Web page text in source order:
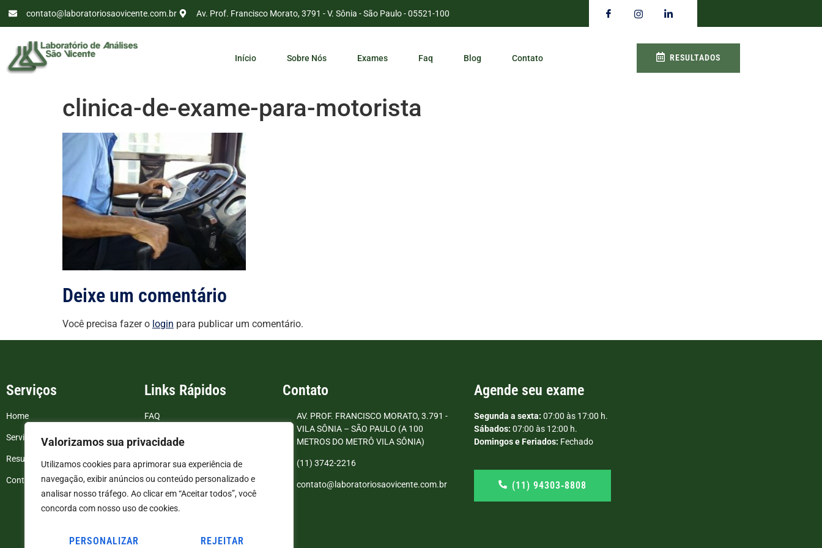
Valorizamos sua privacidade
Utilizamos cookies para aprimorar sua experiência de
navegação, exibir anúncios ou conteúdo personalizado e
analisar nosso tráfego. Ao clicar em “Aceitar todos”, você
concorda com nosso uso de cookies.
PERSONALIZAR REJEITAR
contato@laboratoriosaovicente.com.br Av. Prof. Francisco Morato, 3791 - V. Sônia - São Paulo - 05521-100
Início Sobre Nós Exames Faq Blog Contato RESULTADOS
clinica-de-exame-para-motorista
Deixe um comentário
Você precisa fazer o login para publicar um comentário.
Serviços
Home
Serviços
Resultados de exames
Contato
Links Rápidos
FAQ
Blog
Politica de Privacidade
Termos e Condições
Contato
AV. PROF. FRANCISCO MORATO, 3.791 -
VILA SÔNIA – SÃO PAULO (A 100
METROS DO METRÔ VILA SÔNIA)
(11) 3742-2216
contato@laboratoriosaovicente.com.br
Agende seu exame
Segunda a sexta: 07:00 às 17:00 h.
Sábados: 07:00 às 12:00 h.
Domingos e Feriados: Fechado
(11) 94303‑8808